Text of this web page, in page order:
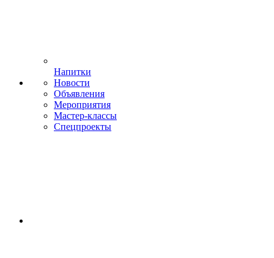
Напитки
Новости
Объявления
Мероприятия
Мастер-классы
Спецпроекты